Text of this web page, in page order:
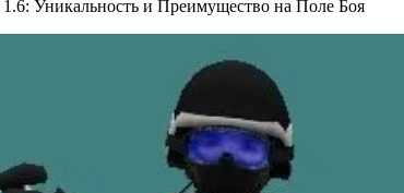
Уникальность и Преимущество на Поле Боя